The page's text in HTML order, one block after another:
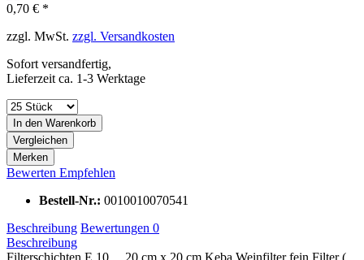
0,70 € *
zzgl. MwSt. zzgl. Versandkosten
Sofort versandfertig,
Lieferzeit ca. 1-3 Werktage
In den Warenkorb
Vergleichen
Merken
Bewerten Empfehlen
Bestell-Nr.: 0010010070541
Beschreibung Bewertungen 0
Beschreibung
Filterschichten E 10 20 cm x 20 cm Keba Weinfilter fein Filter (